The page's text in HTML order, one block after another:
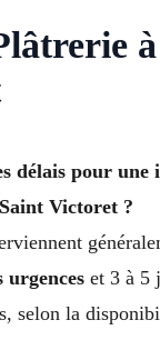
délais pour une
Victoret ?
urgences et 3 à 5
selon la